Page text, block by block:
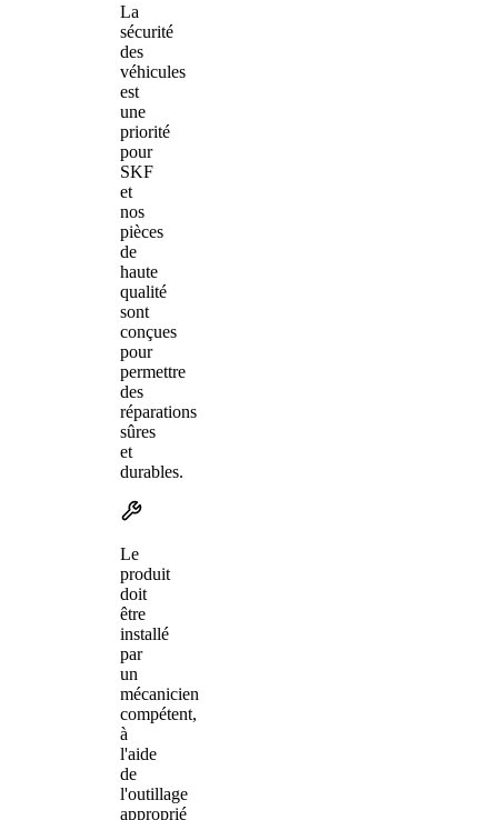
La
sécurité
des
véhicules
est
une
priorité
pour
SKF
et
nos
pièces
de
haute
qualité
sont
conçues
pour
permettre
des
réparations
sûres
et
durables.
Le
produit
doit
être
installé
par
un
mécanicien
compétent,
à
l'aide
de
l'outillage
approprié